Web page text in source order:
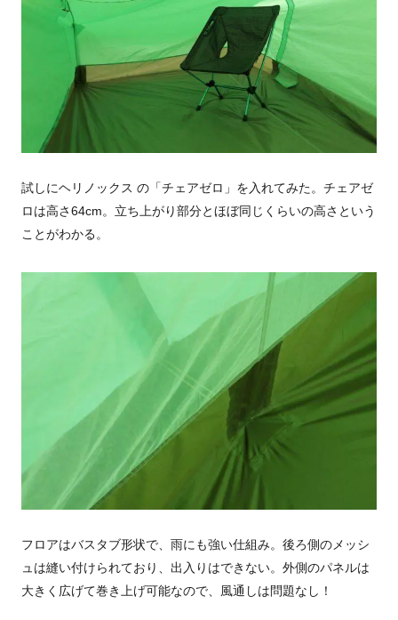
試しにヘリノックス の「チェアゼロ」を入れてみた。チェアゼ
ロは高さ64cm。立ち上がり部分とほぼ同じくらいの高さという
ことがわかる。
フロアはバスタブ形状で、雨にも強い仕組み。後ろ側のメッシ
ュは縫い付けられており、出入りはできない。外側のパネルは
大きく広げて巻き上げ可能なので、風通しは問題なし！